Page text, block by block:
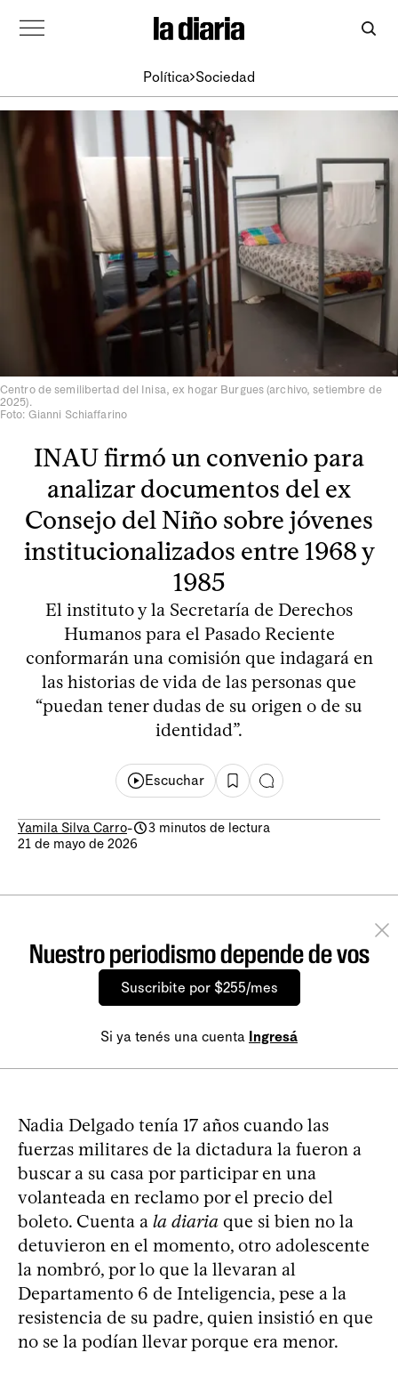
Política Sociedad
Centro de semilibertad del Inisa, ex hogar Burgues (archivo, setiembre de
2025).
Foto: Gianni Schiaffarino
INAU firmó un convenio para
analizar documentos del ex
Consejo del Niño sobre jóvenes
institucionalizados entre 1968 y
1985
El instituto y la Secretaría de Derechos
Humanos para el Pasado Reciente
conformarán una comisión que indagará en
las historias de vida de las personas que
“puedan tener dudas de su origen o de su
identidad”.
Escuchar
Yamila Silva Carro-
3 minutos de lectura
21 de mayo de 2026
Nuestro periodismo depende de vos
Suscribite por $255/mes
Si ya tenés una cuenta Ingresá
Nadia Delgado tenía 17 años cuando las
fuerzas militares de la dictadura la fueron a
buscar a su casa por participar en una
volanteada en reclamo por el precio del
boleto. Cuenta a la diaria que si bien no la
detuvieron en el momento, otro adolescente
la nombró, por lo que la llevaran al
Departamento 6 de Inteligencia, pese a la
resistencia de su padre, quien insistió en que
no se la podían llevar porque era menor.